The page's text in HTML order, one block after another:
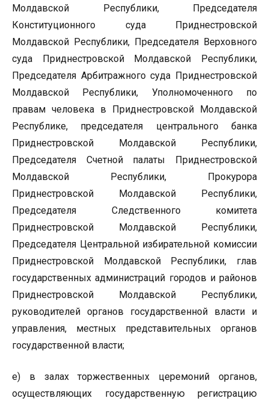
Молдавской Республики, Председателя
Конституционного суда Приднестровской
Молдавской Республики, Председателя Верховного
суда Приднестровской Молдавской Республики,
Председателя Арбитражного суда Приднестровской
Молдавской Республики, Уполномоченного по
правам человека в Приднестровской Молдавской
Республике, председателя центрального банка
Приднестровской Молдавской Республики,
Председателя Счетной палаты Приднестровской
Молдавской Республики, Прокурора
Приднестровской Молдавской Республики,
Председателя Следственного комитета
Приднестровской Молдавской Республики,
Председателя Центральной избирательной комиссии
Приднестровской Молдавской Республики, глав
государственных администраций городов и районов
Приднестровской Молдавской Республики,
руководителей органов государственной власти и
управления, местных представительных органов
государственной власти;
е) в залах торжественных церемоний органов,
осуществляющих государственную регистрацию